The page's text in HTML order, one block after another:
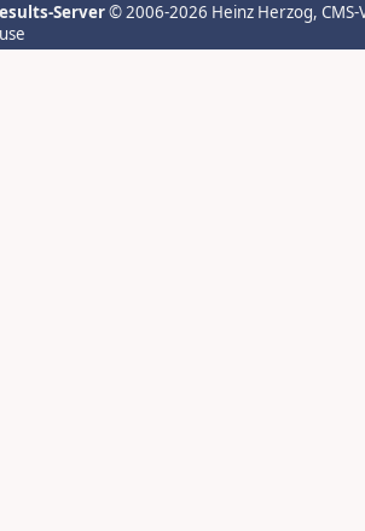
Server© 2006-2026 Heinz Herzog,